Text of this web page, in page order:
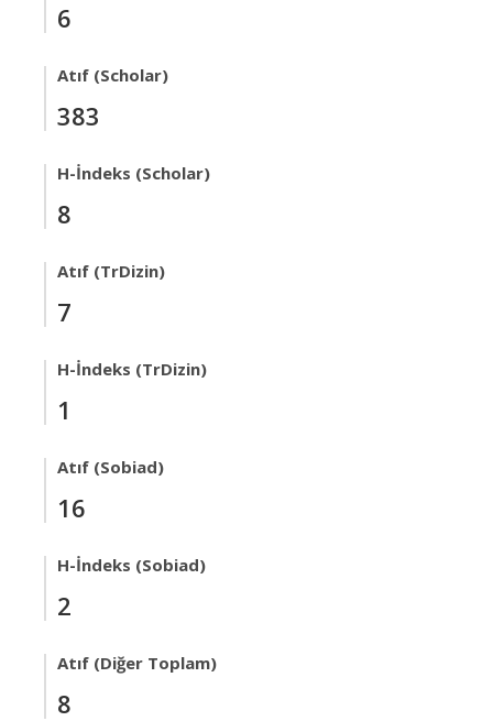
6
Atıf (Scholar)
383
H-İndeks (Scholar)
8
Atıf (TrDizin)
7
H-İndeks (TrDizin)
1
Atıf (Sobiad)
16
H-İndeks (Sobiad)
2
Atıf (Diğer Toplam)
8